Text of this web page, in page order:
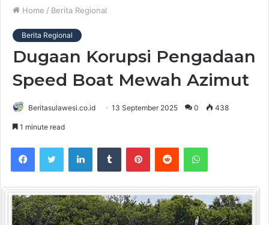
Home / Berita Regional
Berita Regional
Dugaan Korupsi Pengadaan
Speed Boat Mewah Azimut
Beritasulawesi.co.id 13 September 2025 0 438
1 minute read